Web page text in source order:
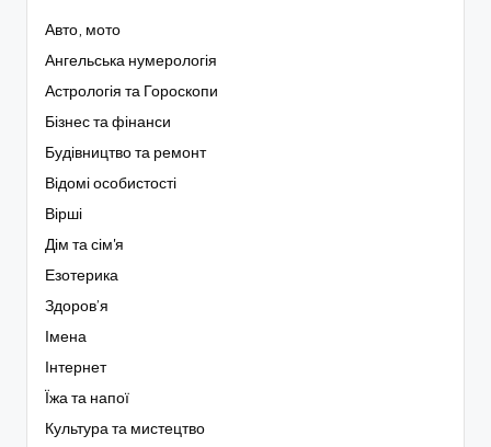
Авто, мото
Ангельська нумерологія
Астрологія та Гороскопи
Бізнес та фінанси
Будівництво та ремонт
Відомі особистості
Вірші
Дім та сім'я
Езотерика
Здоров’я
Імена
Інтернет
Їжа та напої
Культура та мистецтво